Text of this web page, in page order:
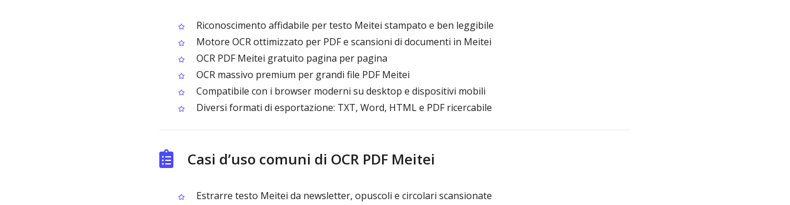
Riconoscimento affidabile per testo Meitei stampato e ben leggibile
Motore OCR ottimizzato per PDF e scansioni di documenti in Meitei
OCR PDF Meitei gratuito pagina per pagina
OCR massivo premium per grandi file PDF Meitei
Compatibile con i browser moderni su desktop e dispositivi mobili
Diversi formati di esportazione: TXT, Word, HTML e PDF ricercabile
Casi d’uso comuni di OCR PDF Meitei
Estrarre testo Meitei da newsletter, opuscoli e circolari scansionate